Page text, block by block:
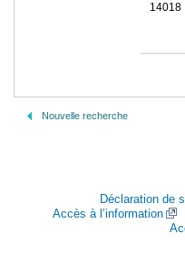
14018
Nouvelle recherche
Déclaration de
Accès à l’information